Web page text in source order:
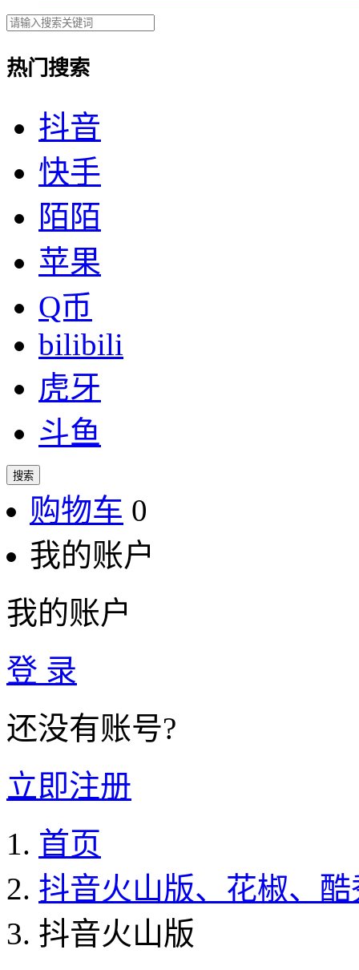
热门搜索
抖音
快手
陌陌
苹果
Q币
bilibili
虎牙
斗鱼
搜索
购物车 0
我的账户
我的账户
登 录
还没有账号?
立即注册
首页
抖音火山版、花椒、
抖音火山版